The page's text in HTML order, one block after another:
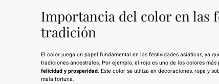
Importancia del color en las
tradición
El color juega un papel fundamental en las festividades asiáticas, ya
tradiciones ancestrales. Por ejemplo, el rojo es uno de los colores
felicidad y prosperidad. Este color se utiliza en decoraciones, ropa y
mala fortuna.